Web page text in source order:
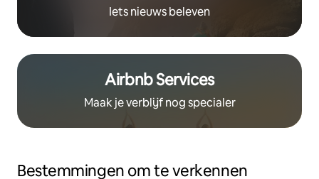
Iets nieuws beleven
Airbnb Services
Maak je verblijf nog specialer
Bestemmingen om te verkennen